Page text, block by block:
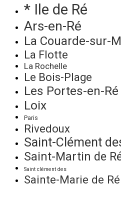
* Ile de Ré
Ars-en-Ré
La Couarde-sur-
La Flotte
La Rochelle
Le Bois-Plage
Les Portes-en-Ré
Loix
Paris
Rivedoux
Saint-Clément
Saint-Martin de
Saint clément des
Sainte-Marie de Ré